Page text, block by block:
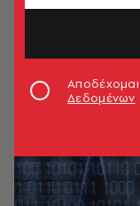
Αποδέχομαι
Δεδομένων